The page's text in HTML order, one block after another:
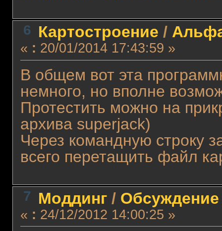
6 Картостроение /
« : 20/01/2014 17:43:59 »
В общем вот эта
немного, но вполне
Протестить можно на
архива superjack)
Через командную строку
всего перетащить файл
7 Моддинг/ Обсуждение
« : 24/12/2012 14:00:25 »